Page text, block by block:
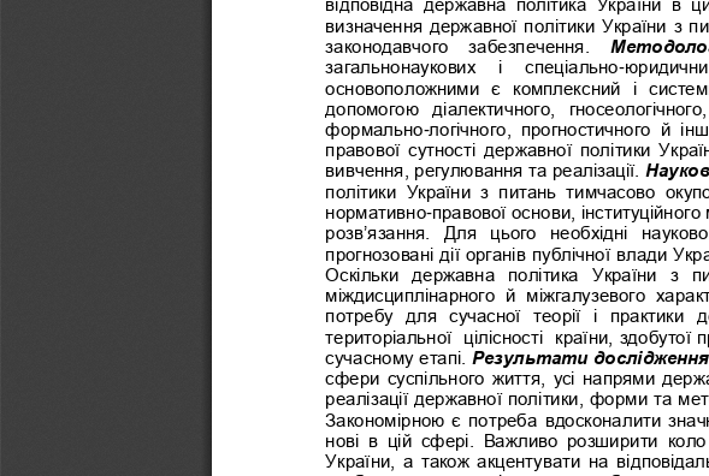
визначення державної політики України з
законодавчого  забезпечення.
Ме
загальнонаукових   і   спеціально-
основоположними  є  комплексний  і
допомогою
діалектичного,
формально-логічного,  прогностичного  й
правової  сутності державної  політики
вивчення, регулювання та реалізації.
політики  України  з  питань  тимчасово
нормативно-правової основи,
розв‟язання.  Для  цього  необхідні
прогнозовані дії органів публічної влади
Оскільки  державна  політика  України  з
міждисциплінарного  й  міжгалузевого
потребу  для  сучасної  теорії  і
територіальної  цілісності  країни, здобутої
сучасному етапі. Результати дослідження.
сфери суспільного життя, усі напрями
реалізації державної політики, форми та
Закономірною є потреба вдосконалити
нові  в  цій  сфері.  Важливо  розширити  коло
України, а також акцентувати на